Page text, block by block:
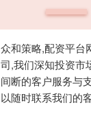
众和策略,配资平台
司,我们深知投资市
间断的客户服务与
以随时联系我们的